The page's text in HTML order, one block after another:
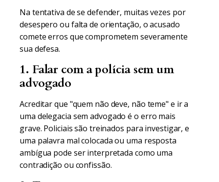
Na tentativa de se defender, muitas vezes por
desespero ou falta de orientação, o acusado
comete erros que comprometem severamente
sua defesa.
1. Falar com a polícia sem um
advogado
Acreditar que "quem não deve, não teme" e ir a
uma delegacia sem advogado é o erro mais
grave. Policiais são treinados para investigar, e
uma palavra mal colocada ou uma resposta
ambígua pode ser interpretada como uma
contradição ou confissão.